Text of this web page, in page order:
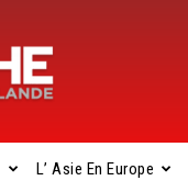
L’ Asie En Europe